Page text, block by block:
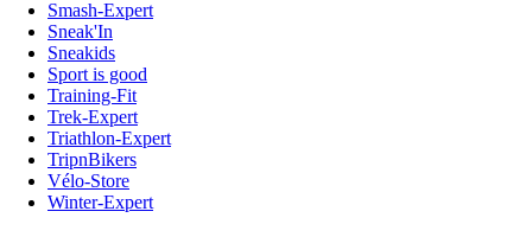
Smash-Expert
Sneak'In
Sneakids
Sport is good
Training-Fit
Trek-Expert
Triathlon-Expert
TripnBikers
Vélo-Store
Winter-Expert